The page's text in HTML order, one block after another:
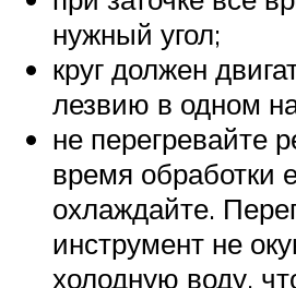
нужный угол;
круг должен
лезвию в одном
не перегревайте
время обработки
охлаждайте.
инструмент не
холодную воду,